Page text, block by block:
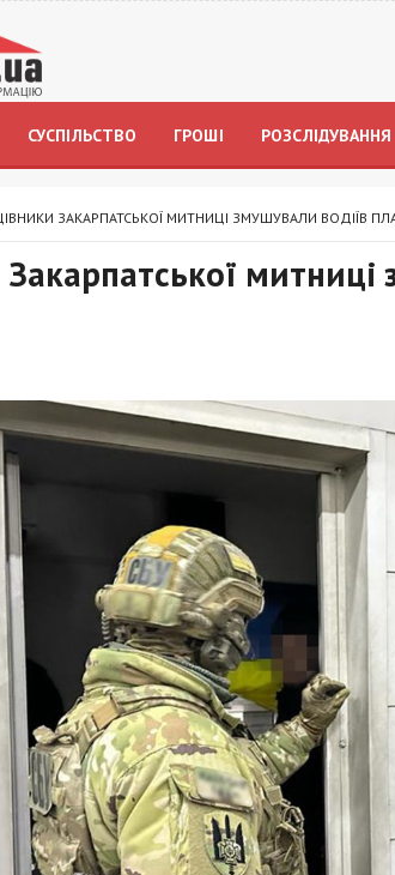
СУСПІЛЬСТВО ГРОШІ РОЗСЛІДУВАННЯ
ЗАКАРПАТСЬКОЇ МИТНИЦІ ЗМУШУВАЛИ ВОДІЇВ
митниці